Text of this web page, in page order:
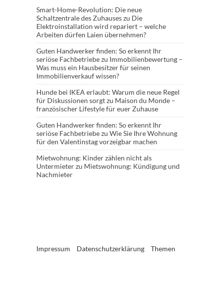
Smart-Home-Revolution: Die neue
Schaltzentrale des Zuhauseszu Die
Elektroinstallation wird repariert – welche
Arbeiten dürfen Laien übernehmen?
Guten Handwerker finden: So erkennt Ihr
seriöse Fachbetriebezu Immobilienbewertung –
Was muss ein Hausbesitzer für seinen
Immobilienverkauf wissen?
Hunde bei IKEA erlaubt: Warum die neue Regel
für Diskussionen sorgtzu Maison du Monde –
französischer Lifestyle für euer Zuhause
Guten Handwerker finden: So erkennt Ihr
seriöse Fachbetriebezu Wie Sie Ihre Wohnung
für den Valentinstag vorzeigbar machen
Mietwohnung: Kinder zählen nicht als
Untermieterzu Mietswohnung: Kündigung und
Nachmieter
Impressum Datenschutzerklärung Themen